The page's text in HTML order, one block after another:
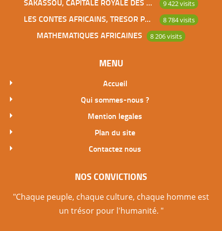
9 422 visits
LES CONTES AFRICAINS, TRESOR POUR L’HUMANITE 8 784 visits
MATHEMATIQUES AFRICAINES 8 206 visits
MENU
Accueil
Qui sommes-nous ?
Mention legales
Plan du site
Contactez nous
NOS CONVICTIONS
"Chaque peuple, chaque culture, chaque homme est
un trésor pour l'humanité. "